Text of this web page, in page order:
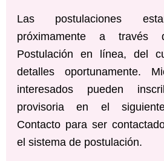
Las postulaciones
próximamente a través
Postulación en línea, del
detalles oportunamente.
interesados pueden
provisoria en el
Contacto para ser
el sistema de postulación.